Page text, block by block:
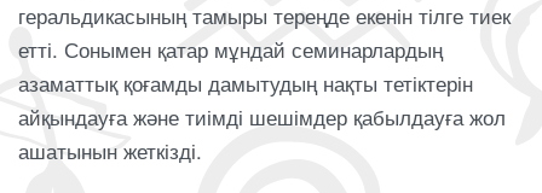
геральдикасының тамыры тереңде екенін тілге тиек
етті. Сонымен қатар мұндай семинарлардың
азаматтық қоғамды дамытудың нақты тетіктерін
айқындауға және тиімді шешімдер қабылдауға жол
ашатынын жеткізді.